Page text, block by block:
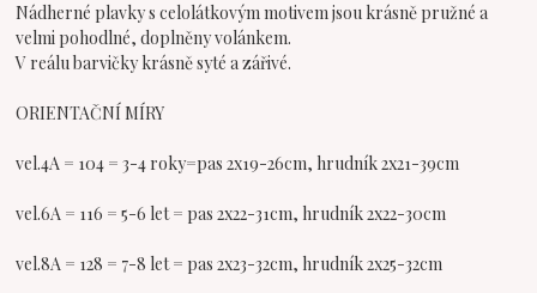
Nádherné plavky s celolátkovým motivem jsou krásně pružné a
velmi pohodlné, doplněny volánkem.
V reálu barvičky krásně syté a zářivé.
ORIENTAČNÍ MÍRY
vel.4A = 104 = 3-4 roky=pas 2x19-26cm, hrudník 2x21-39cm
vel.6A = 116 = 5-6 let = pas 2x22-31cm, hrudník 2x22-30cm
vel.8A = 128 = 7-8 let = pas 2x23-32cm, hrudník 2x25-32cm